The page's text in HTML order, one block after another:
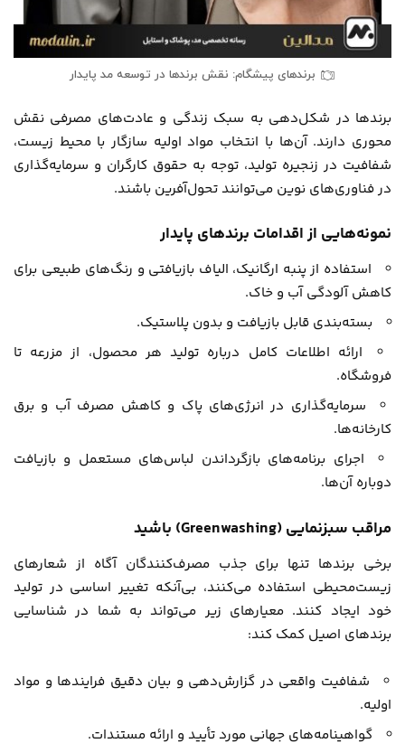
برندهای پیشگام: نقش برندها در توسعه مد پایدار
برندها در شکل‌دهی به سبک زندگی و عادت‌های مصرفی نقش
محوری دارند. آن‌ها با انتخاب مواد اولیه سازگار با محیط زیست،
شفافیت در زنجیره تولید، توجه به حقوق کارگران و سرمایه‌گذاری
در فناوری‌های نوین می‌توانند تحول‌آفرین باشند.
نمونه‌هایی از اقدامات برندهای پایدار
استفاده از پنبه ارگانیک، الیاف بازیافتی و رنگ‌های طبیعی برای
کاهش آلودگی آب و خاک.
بسته‌بندی قابل بازیافت و بدون پلاستیک.
ارائه اطلاعات کامل درباره تولید هر محصول، از مزرعه تا
فروشگاه.
سرمایه‌گذاری در انرژی‌های پاک و کاهش مصرف آب و برق
کارخانه‌ها.
اجرای برنامه‌های بازگرداندن لباس‌های مستعمل و بازیافت
دوباره آن‌ها.
مراقب سبزنمایی (Greenwashing) باشید
برخی برندها تنها برای جذب مصرف‌کنندگان آگاه از شعارهای
زیست‌محیطی استفاده می‌کنند، بی‌آنکه تغییر اساسی در تولید
خود ایجاد کنند. معیارهای زیر می‌تواند به شما در شناسایی
برندهای اصیل کمک کند:
شفافیت واقعی در گزارش‌دهی و بیان دقیق فرایندها و مواد
اولیه.
گواهینامه‌های جهانی مورد تأیید و ارائه مستندات.